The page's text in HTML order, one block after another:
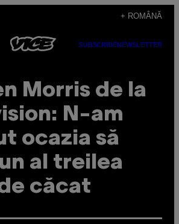
+ ROMÂNĂ
SUBSCRIBENEWSLETTER
Morris de la
N-am
ocazia să
al treilea
căcat